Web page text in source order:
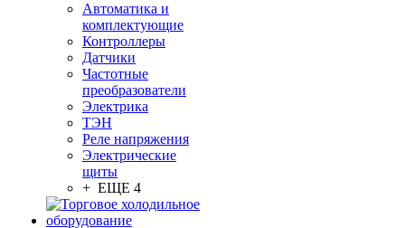
Автоматика и
комплектующие
Контроллеры
Датчики
Частотные
преобразователи
Электрика
ТЭН
Реле напряжения
Электрические
щиты
+ ЕЩЕ 4